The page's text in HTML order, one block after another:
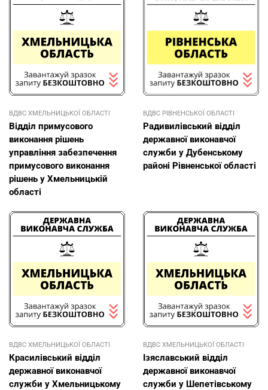
ВДВС ХМЕЛЬНИЦЬКОЇ ОБЛАСТІ
Відділ примусового
виконання рішень
управління забезпечення
примусового виконання
рішень у Хмельницькій
області
ВДВС РІВНЕНСЬКОЇ ОБЛАСТІ
Радивилівський відділ
державної виконавчої
служби у Дубенському
районі Рівненської області
ВДВС ХМЕЛЬНИЦЬКОЇ ОБЛАСТІ
Красилівський відділ
державної виконавчої
служби у Хмельницькому
ВДВС ХМЕЛЬНИЦЬКОЇ ОБЛАСТІ
Ізяславський відділ
державної виконавчої
служби у Шепетівському